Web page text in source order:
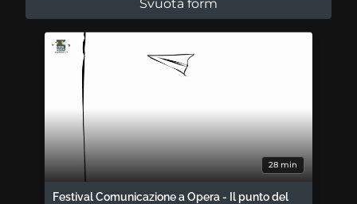
28 min
Festival Comunicazione a Opera - Il punto del